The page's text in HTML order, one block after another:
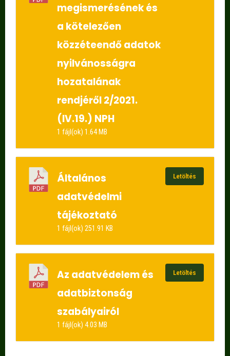
megismerésének és
a kötelezően
közzéteendő adatok
nyilvánosságra
hozatalának
rendjéről 2/2021.
(IV.19.) NPH
1 fájl(ok) 1.64 MB
Általános
adatvédelmi
tájékoztató
1 fájl(ok) 251.91 KB
Letöltés
Az adatvédelem és
adatbiztonság
szabályairól
1 fájl(ok) 4.03 MB
Letöltés